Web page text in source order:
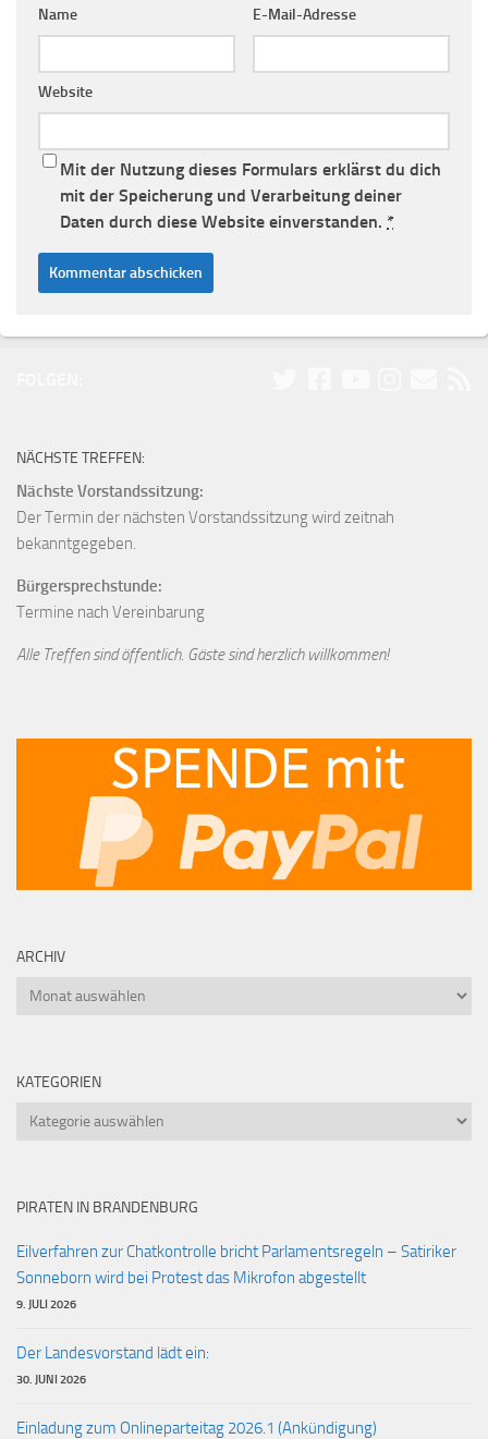
Name E-Mail-Adresse
Website
Mit der Nutzung dieses Formulars erklärst du dich
mit der Speicherung und Verarbeitung deiner
Daten durch diese Website einverstanden. *
NÄCHSTE TREFFEN:
Nächste Vorstandssitzung:
Der Termin der nächsten Vorstandssitzung wird zeitnah
bekanntgegeben.
Bürgersprechstunde:
Termine nach Vereinbarung
Alle Treffen sind öffentlich. Gäste sind herzlich willkommen!
ARCHIV
Archiv
KATEGORIEN
Kategorien
PIRATEN IN BRANDENBURG
Eilverfahren zur Chatkontrolle bricht Parlamentsregeln – Satiriker
Sonneborn wird bei Protest das Mikrofon abgestellt
9. JULI 2026
Der Landesvorstand lädt ein:
30. JUNI 2026
Einladung zum Onlineparteitag 2026.1 (Ankündigung)